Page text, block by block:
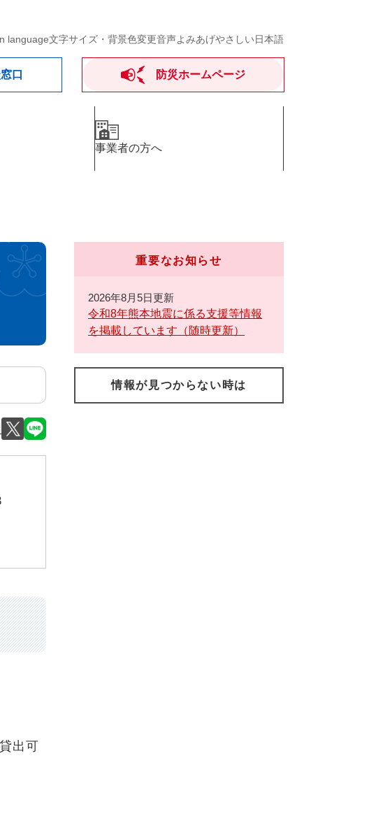
language文字サイズ・背景色変更音声よみあげやさしい日本語
口 防災ホームページ
事業者の方へ
出可
重要なお知らせ
2026年8月5日更新
令和8年熊本地震に係る支援等情報
を掲載しています（随時更新）
情報が見つからない時は